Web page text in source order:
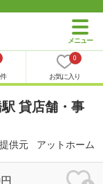
0
お気に入り
貸店舗・事
供元 アットホーム